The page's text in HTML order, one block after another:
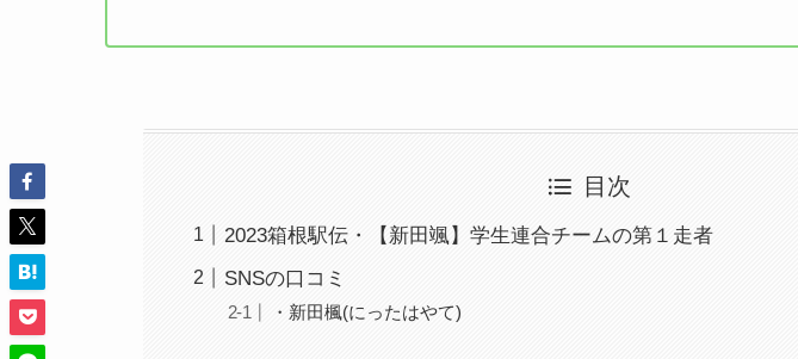
目次
2023箱根駅伝・【新田颯】学生連合チームの第１走者
SNSの口コミ
・新田楓(にったはやて)